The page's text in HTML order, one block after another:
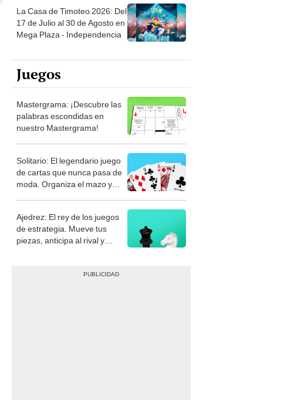
La Casa de Timoteo 2026: Del
17 de Julio al 30 de Agosto en
Mega Plaza - Independencia
Juegos
Mastergrama: ¡Descubre las
palabras escondidas en
nuestro Mastergrama!
Solitario: El legendario juego
de cartas que nunca pasa de
moda. Organiza el mazo y
Ajedrez: El rey de los juegos
de estrategia. Mueve tus
piezas, anticipa al rival y